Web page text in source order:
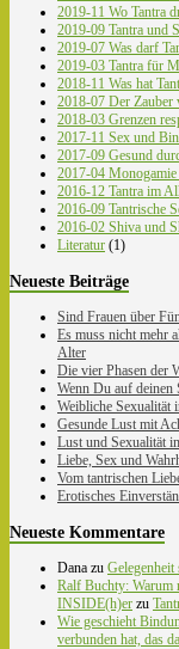
2019-11 Wo Tantra
2019-09 Tantra und
2019-07 Was darf
2019-03 Tantra für
2018-11 Was hat
2018-07 Der Zauber
2018-03 Grenzen
2017-11 Sex und
2017-09 Gesund
2017-04
2016-12 Tantra im
2016-09 Tantrische
2016-02 Shiva und
Literatur (1)
Neueste Beiträge
Sind Frauen über
Es muss nicht mehr
Alter
Die vier Phasen der
Wenn Du auf deinen
Weibliche Sexualität
Gesunde Lust mit
Lust und Sexualität
Liebe, Sex und
Vom tantrischen
Erotisches
Neueste Kommentare
Dana zu
Ralf Buchty: Warum
INSIDE(h)er zu
Wie geschieht
verbunden hat, das